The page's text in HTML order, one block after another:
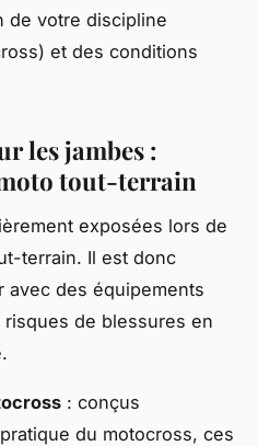
de votre discipline
et des conditions
les jambes :
tout-terrain
exposées lors de
terrain. Il est donc
des équipements
de blessures en
: conçus
du motocross, ces